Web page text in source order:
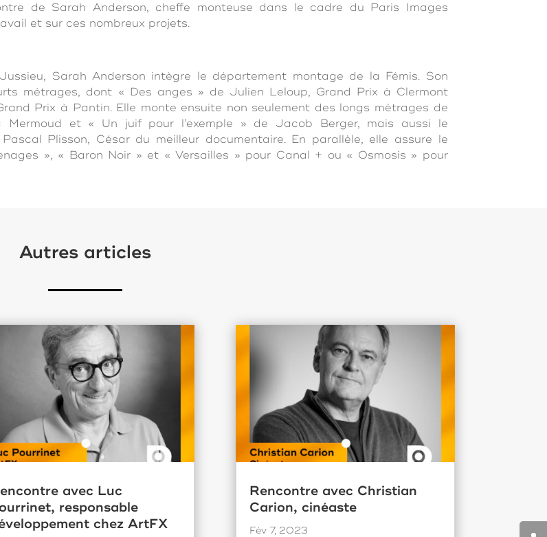
de Sarah Anderson, cheffe monteuse dans le cadre du Paris Images
et sur ces nombreux projets.
Sarah Anderson intègre le département montage de la Fémis. Son
métrages, dont « Des anges » de Julien Leloup, Grand Prix à Clermont
Prix à Pantin. Elle monte ensuite non seulement des longs métrages de
Mermoud et « Un juif pour l’exemple » de Jacob Berger, mais aussi le
Plisson, César du meilleur documentaire. En parallèle, elle assure le
», « Baron Noir » et « Versailles » pour Canal + ou « Osmosis » pour
Autres articles
avec Luc
responsable
chez ArtFX
Rencontre avec Christian
Carion, cinéaste
Fév 7, 2023